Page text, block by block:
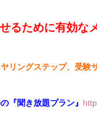
るために有効な
リングステップ、受験
『聞き放題プラン』